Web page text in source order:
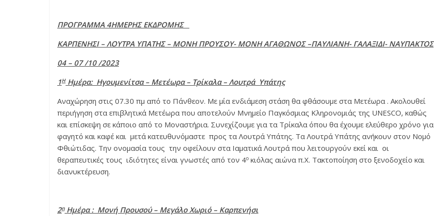
ΠΡΟΓΡΑΜΜΑ 4ΗΜΕΡΗΣ ΕΚΔΡΟΜΗΣ
ΚΑΡΠΕΝΗΣΙ – ΛΟΥΤΡΑ ΥΠΑΤΗΣ – ΜΟΝΗ ΠΡΟΥΣΟΥ- ΜΟΝΗ ΑΓΑΘΩΝΟΣ –ΠΑΥΛΙΑΝΗ- ΓΑΛΑΞΙΔΙ- ΝΑΥΠΑΚΤΟΣ
04 – 07 /10 /2023
1ΗΗμέρα: Ηγουμενίτσα – Μετέωρα – Τρίκαλα – Λουτρά Υπάτης
Αναχώρηση στις 07.30 πμ από το Πάνθεον. Με μία ενδιάμεση στάση θα φθάσουμε στα Μετέωρα . Ακολουθεί
περιήγηση στα επιβλητικά Μετέωρα που αποτελούν Μνημείο Παγκόσμιας Κληρονομιάς της UNESCO, καθώς
και επίσκεψη σε κάποιο από το Μοναστήρια. Συνεχίζουμε για τα Τρίκαλα όπου θα έχουμε ελεύθερο χρόνο για
φαγητό και καφέ και μετά κατευθυνόμαστε προς τα Λουτρά Υπάτης. Τα Λουτρά Υπάτης ανήκουν στον Νομό
Φθιώτιδας. Την ονομασία τους την οφείλουν στα Ιαματικά Λουτρά που λειτουργούν εκεί και οι
θεραπευτικές τους ιδιότητες είναι γνωστές από τον 4ο κιόλας αιώνα π.Χ. Τακτοποίηση στο ξενοδοχείο και
διανυκτέρευση.
2ηΗμέρα : Μονή Προυσού – Μεγάλο Χωριό – Καρπενήσι